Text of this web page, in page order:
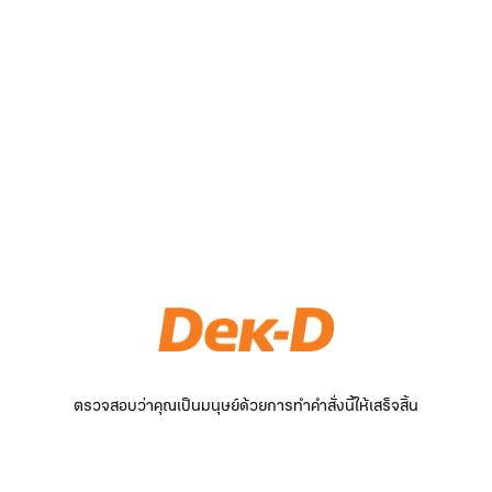
ตรวจสอบว่าคุณเป็นมนุษย์ด้วยการทำคำสั่งนี้ให้เสร็จสิ้น